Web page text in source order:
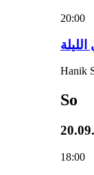
20:00
Hanik
So
20.09.
18:00